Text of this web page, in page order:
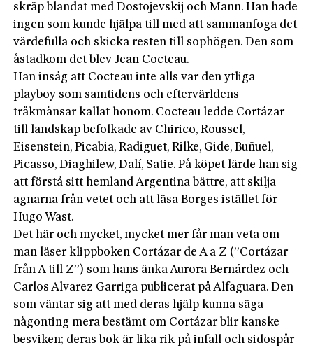
skräp blandat med Dostojevskij och Mann. Han hade
ingen som kunde hjälpa till med att sammanfoga det
värdefulla och skicka resten till sophögen. Den som
åstadkom det blev Jean Cocteau.
Han insåg att Cocteau inte alls var den ytliga
playboy som samtidens och eftervärldens
tråkmånsar kallat honom. Cocteau ledde Cortázar
till landskap befolkade av Chirico, Roussel,
Eisenstein, Picabia, Radiguet, Rilke, Gide, Buñuel,
Picasso, Diaghilew, Dalí, Satie. På köpet lärde han sig
att förstå sitt hemland Argentina bättre, att skilja
agnarna från vetet och att läsa Borges istället för
Hugo Wast.
Det här och mycket, mycket mer får man veta om
man läser klippboken Cortázar de A a Z (”Cortázar
från A till Z”) som hans änka Aurora Bernárdez och
Carlos Alvarez Garriga publicerat på Alfaguara. Den
som väntar sig att med deras hjälp kunna säga
någonting mera bestämt om Cortázar blir kanske
besviken; deras bok är lika rik på infall och sidospår